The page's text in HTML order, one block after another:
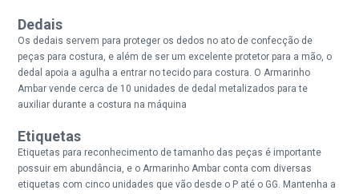
Dedais
Os dedais servem para proteger os dedos no ato de confecção de
peças para costura, e além de ser um excelente protetor para a mão, o
dedal apoia a agulha a entrar no tecido para costura. O Armarinho
Ambar vende cerca de 10 unidades de dedal metalizados para te
auxiliar durante a costura na máquina
Etiquetas
Etiquetas para reconhecimento de tamanho das peças é importante
possuir em abundância, e o Armarinho Ambar conta com diversas
etiquetas com cinco unidades que vão desde o P até o GG. Mantenha a